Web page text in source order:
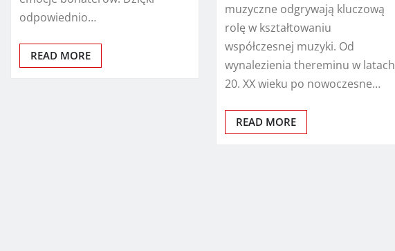
odpowiednio…
READ MORE
muzyczne odgrywają kluczową
rolę w kształtowaniu
współczesnej muzyki. Od
wynalezienia thereminu w latach
20. XX wieku po nowoczesne…
READ MORE